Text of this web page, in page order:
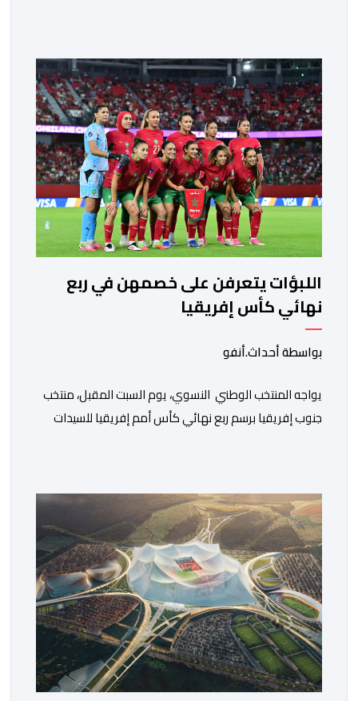
تجديد الثقة المتبادلة بين القيادة التنفيذية للاتحاد، حيث أكد
المجتمعون دعمهم الكامل للرئيس إنفانتينو باعتباره
المسؤول الوحيد المباشر والمنتخب من قِبل 211 اتحادا […]
اللبؤات يتعرفن على خصمهن في ربع
نهائي كأس إفريقيا
بواسطة أحداث.أنفو
يواجه المنتخب الوطني النسوي، يوم السبت المقبل، منتخب
جنوب إفريقيا برسم ربع نهائي كأس أمم إفريقيا للسيدات
لبؤات الأطلس قد تأهلن إلى الدور ربع النهائي بعد تصدرهن
المجموعة الأولى برصيد سبع نقاط، حصدنها من انتصارين
وتعادل، فيما بلغ […]